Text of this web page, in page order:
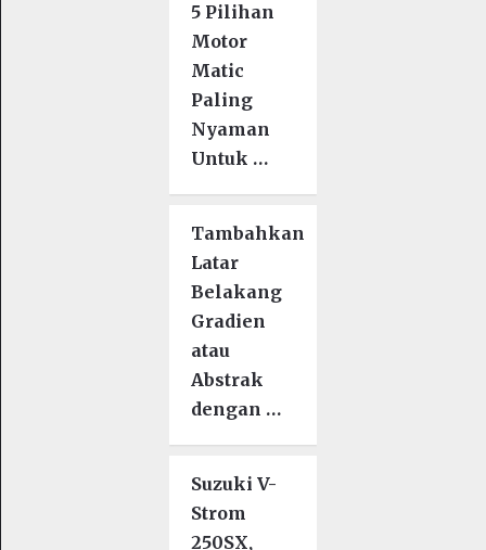
5 Pilihan
Motor
Matic
Paling
Nyaman
Untuk …
Tambahkan
Latar
Belakang
Gradien
atau
Abstrak
dengan …
Suzuki V-
Strom
250SX,